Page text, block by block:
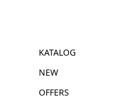
KATALOG
NEW
OFFERS